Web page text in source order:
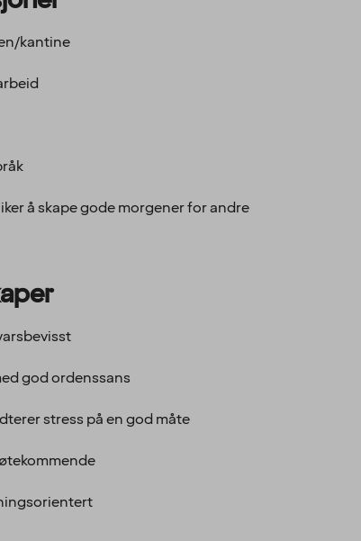
kantine
å skape gode morgener for andre
god ordenssans
stress på en god måte